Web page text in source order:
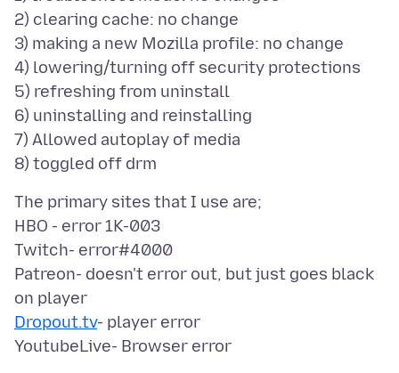
2) clearing cache: no change
3) making a new Mozilla profile: no change
4) lowering/turning off security protections
5) refreshing from uninstall
6) uninstalling and reinstalling
7) Allowed autoplay of media
The primary sites that I use are;
HBO - error 1K-003
Twitch- error#4000
Patreon- doesn't error out, but just goes black
Dropout.tv- player error